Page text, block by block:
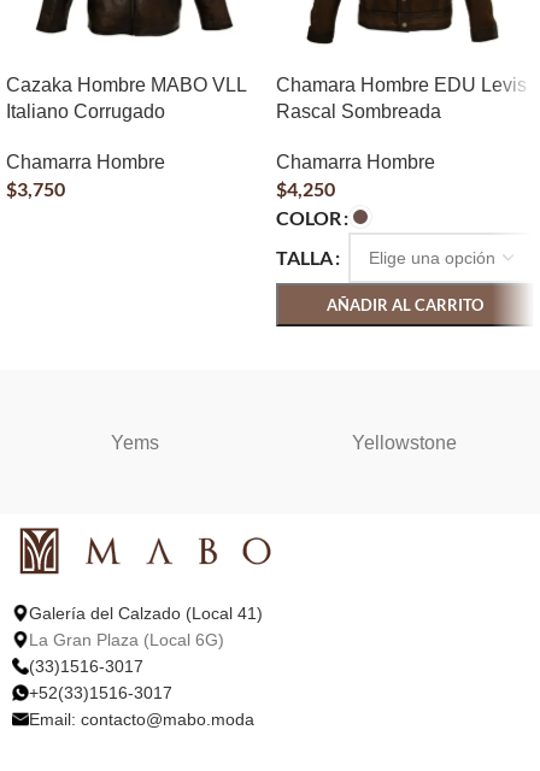
Cazaka Hombre MABO VLL
Italiano Corrugado
Chamarra Hombre
$3,750
Chamara Hombre EDU Levis
Rascal Sombreada
Chamarra Hombre
$4,250
COLOR
TALLA
AÑADIR AL CARRITO
Yems Yellowstone
Galería del Calzado (Local 41)
La Gran Plaza (Local 6G)
(33)1516-3017
+52(33)1516-3017
Email: contacto@mabo.moda